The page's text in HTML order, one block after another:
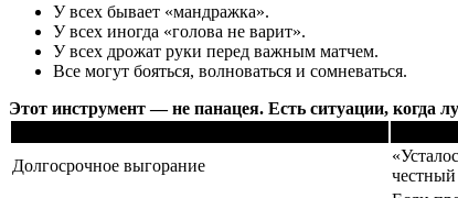
У всех бывает «мандражка».
У всех иногда «голова не варит».
У всех дрожат руки перед важным матчем.
Все могут бояться, волноваться и сомневаться.
Этот инструмент — не панацея. Есть ситуации, когда
Долгосрочное выгорание
честный